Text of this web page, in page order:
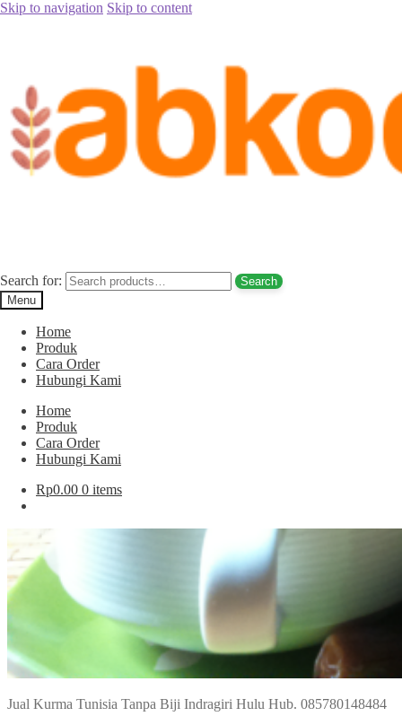
Skip to navigation Skip to content
Search for:
Search
Menu
Home
Produk
Cara Order
Hubungi Kami
Home
Produk
Cara Order
Hubungi Kami
Rp0.00 0 items
Jual Kurma Tanpa Biji
Tanpa Biji Indragiri Hulu Hub. 085780148484
Posted onSeptember 2, 2017 September 2, 2017 byRina Rina
Jual Kurma Tunisia Tanpa Biji Indragiri
Hulu Hub. 085780148484
Jual Kurma Tunisia Tanpa Biji Indragiri Hulu Hub. 085780148484